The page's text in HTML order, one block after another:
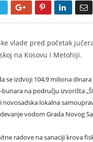
Google+ Pinterest
vlade pred početak
na Кosovu i Metohiji.
se izdvoji 104,9 miliona
na području izvorišta
lokalna
vodom Grada Novog
radove na sanaciji krova